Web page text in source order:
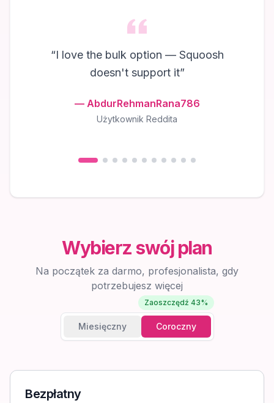
“I love the bulk option — Squoosh
doesn't support it”
— AbdurRehmanRana786
Użytkownik Reddita
Wybierz swój plan
Na początek za darmo, profesjonalista, gdy
potrzebujesz więcej
Zaoszczędź 43%
Miesięczny Coroczny
Bezpłatny